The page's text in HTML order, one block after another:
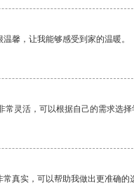
馨，让我能够感受到家的温暖。
常灵活，可以根据自己的需求选择
真实，可以帮助我做出更准确的